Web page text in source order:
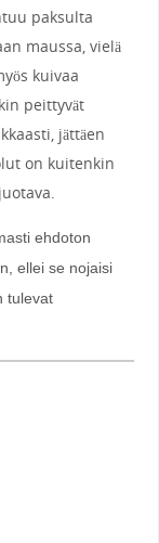
paksulta
maussa, vielä
kuivaa
peittyvät
jättäen
on kuitenkin
ehdoton
ellei se nojaisi
tulevat